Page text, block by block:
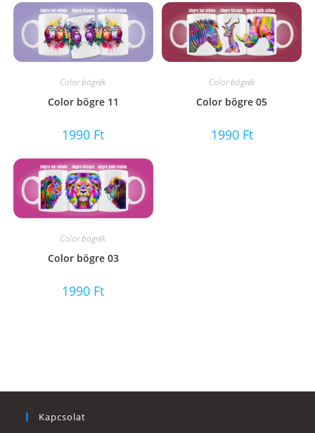
Color bögrék
Color bögre 11
1990 Ft
Color bögrék
Color bögre 05
1990 Ft
Color bögrék
Color bögre 03
1990 Ft
Kapcsolat